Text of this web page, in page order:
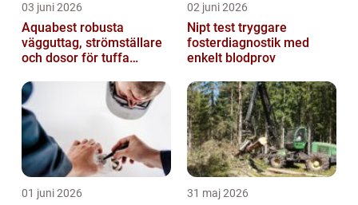
03 juni 2026
Aquabest robusta
vägguttag, strömställare
och dosor för tuffa
02 juni 2026
Nipt test tryggare
fosterdiagnostik med
enkelt blodprov
01 juni 2026 31 maj 2026